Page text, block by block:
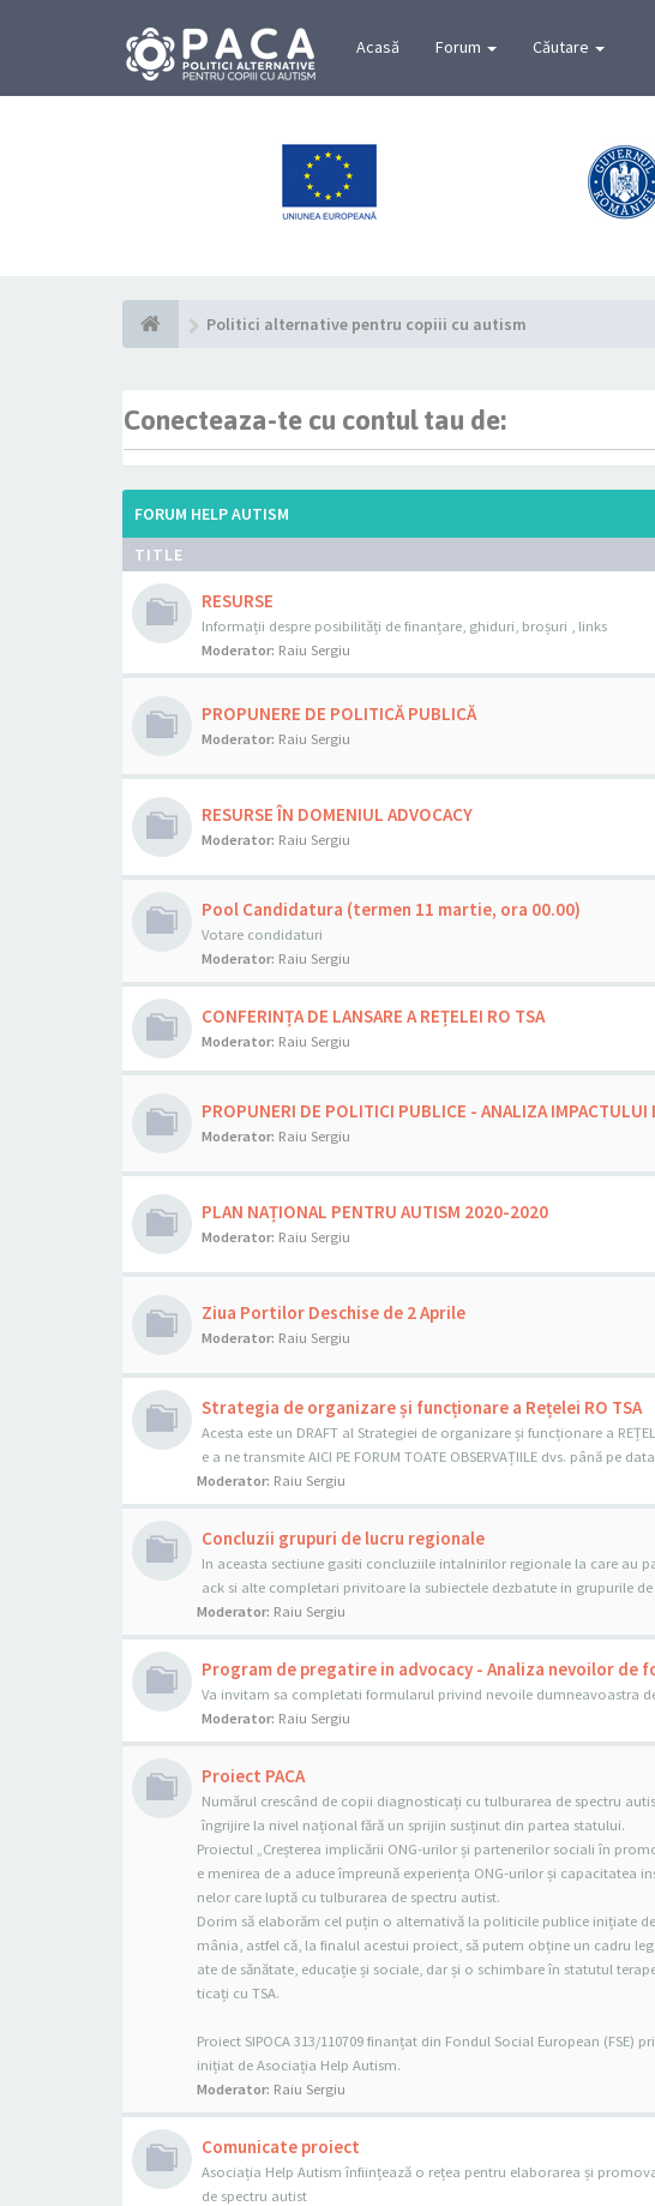
Acasă Forum Căutare
Politici alternative pentru copiii cu autism
Conecteaza-te cu contul tau de:
FORUM HELP AUTISM
TITLE
RESURSE
Informații despre posibilități de finanțare, ghiduri, broșuri , links
Moderator: Raiu Sergiu
PROPUNERE DE POLITICĂ PUBLICĂ
Moderator: Raiu Sergiu
RESURSE ÎN DOMENIUL ADVOCACY
Moderator: Raiu Sergiu
Pool Candidatura (termen 11 martie, ora 00.00)
Votare condidaturi
Moderator: Raiu Sergiu
CONFERINȚA DE LANSARE A REȚELEI RO TSA
Moderator: Raiu Sergiu
PROPUNERI DE POLITICI PUBLICE - ANALIZA IMPACTULUI
Moderator: Raiu Sergiu
PLAN NAȚIONAL PENTRU AUTISM 2020-2020
Moderator: Raiu Sergiu
Ziua Portilor Deschise de 2 Aprile
Moderator: Raiu Sergiu
Strategia de organizare și funcționare a Rețelei RO TSA
Acesta este un DRAFT al Strategiei de organizare și funcționare a
e a ne transmite AICI PE FORUM TOATE OBSERVAȚIILE dvs. până pe
Moderator: Raiu Sergiu
Concluzii grupuri de lucru regionale
In aceasta sectiune gasiti concluziile intalnirilor regionale la care au
ack si alte completari privitoare la subiectele dezbatute in grupurile de
Moderator: Raiu Sergiu
Program de pregatire in advocacy - Analiza nevoilor de
Va invitam sa completati formularul privind nevoile dumneavoastra
Moderator: Raiu Sergiu
Proiect PACA
Numărul crescând de copii diagnosticați cu tulburarea de spectru
îngrijire la nivel național fără un sprijin susținut din partea statului.
Proiectul „Creșterea implicării ONG-urilor și partenerilor sociali în
e menirea de a aduce împreună experiența ONG-urilor și
nelor care luptă cu tulburarea de spectru autist.
Dorim să elaborăm cel puțin o alternativă la politicile publice inițiate
mânia, astfel că, la finalul acestui proiect, să putem obține un cadru
ate de sănătate, educație și sociale, dar și o schimbare în statutul
ticați cu TSA.
Proiect SIPOCA 313/110709 finanțat din Fondul Social European (FSE)
inițiat de Asociația Help Autism.
Moderator: Raiu Sergiu
Comunicate proiect
Asociația Help Autism înființează o rețea pentru elaborarea și
de spectru autist